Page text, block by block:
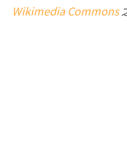
Wikimedia Commons